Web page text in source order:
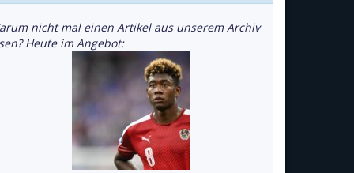
nicht mal einen Artikel aus unserem Archiv
Heute im Angebot: